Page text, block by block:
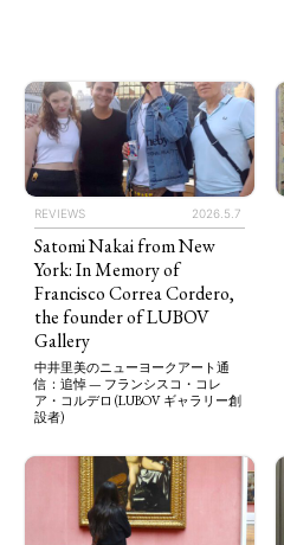
REVIEWS 2026.5.7
Satomi Nakai from New
York: In Memory of
Francisco Correa Cordero,
the founder of LUBOV
Gallery
中井里美のニューヨークアート通
信：追悼 — フランシスコ・コレ
ア・コルデロ (LUBOV ギャラリー創
設者)